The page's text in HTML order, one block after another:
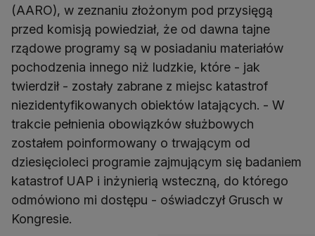
(AARO), w zeznaniu złożonym pod przysięgą
przed komisją powiedział, że od dawna tajne
rządowe programy są w posiadaniu materiałów
pochodzenia innego niż ludzkie, które - jak
twierdził - zostały zabrane z miejsc katastrof
niezidentyfikowanych obiektów latających. - W
trakcie pełnienia obowiązków służbowych
zostałem poinformowany o trwającym od
dziesięcioleci programie zajmującym się badaniem
katastrof UAP i inżynierią wsteczną, do którego
odmówiono mi dostępu - oświadczył Grusch w
Kongresie.